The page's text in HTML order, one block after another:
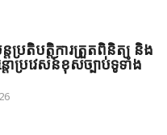
ប្រតិបត្តិការត្រួតពិនិត្យ និង
ោប្រវេសន៍ខុសច្បាប់ទូទាំង